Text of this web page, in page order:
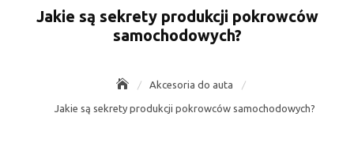
Jakie są sekrety produkcji pokrowców
samochodowych?
Akcesoria do auta
Jakie są sekrety produkcji pokrowców samochodowych?